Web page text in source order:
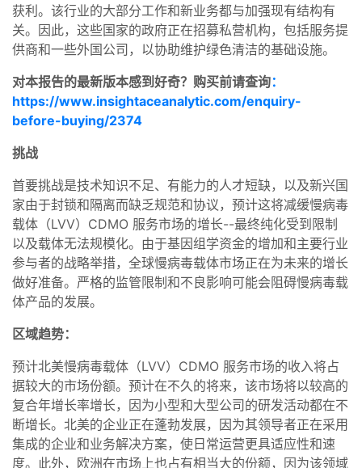
获利。该行业的大部分工作和新业务都与加强现有结构有
关。因此，这些国家的政府正在招募私营机构，包括服务提
供商和一些外国公司，以协助维护绿色清洁的基础设施。
对本报告的最新版本感到好奇？购买前请查询：
https://www.insightaceanalytic.com/enquiry-
before-buying/2374
挑战
首要挑战是技术知识不足、有能力的人才短缺，以及新兴国
家由于封锁和隔离而缺乏规范和协议，预计这将减缓慢病毒
载体（LVV）CDMO 服务市场的增长--最终纯化受到限制
以及载体无法规模化。由于基因组学资金的增加和主要行业
参与者的战略举措，全球慢病毒载体市场正在为未来的增长
做好准备。严格的监管限制和不良影响可能会阻碍慢病毒载
体产品的发展。
区域趋势：
预计北美慢病毒载体（LVV）CDMO 服务市场的收入将占
据较大的市场份额。预计在不久的将来，该市场将以较高的
复合年增长率增长，因为小型和大型公司的研发活动都在不
断增长。北美的企业正在蓬勃发展，因为其领导者正在采用
集成的企业和业务解决方案，使日常运营更具适应性和速
度。此外，欧洲在市场上也占有相当大的份额，因为该领域